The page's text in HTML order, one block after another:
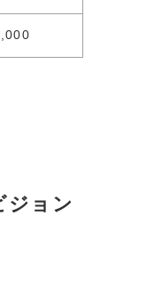
ジョン